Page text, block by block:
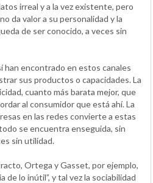
irreal y a la vez existente, pero
da valor a su personalidad y la
de ser conocido, a veces sin
han encontrado en estos canales
sus productos o capacidades. La
cuanto más barata mejor, que
al consumidor que está ahí. La
en las redes convierte a estas
se encuentra enseguida, sin
sin utilidad.
Ortega y Gasset, por ejemplo,
de lo inútil”, y tal vez la sociabilidad